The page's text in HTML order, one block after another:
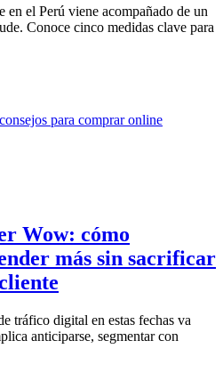
en el Perú viene acompañado de un
Conoce cinco medidas clave para
Wow: cómo
más sin sacrificar
tráfico digital en estas fechas va
anticiparse, segmentar con